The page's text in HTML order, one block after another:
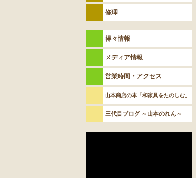
修理
得々情報
メディア情報
営業時間・アクセス
山本商店の本「和家具をたのしむ」
三代目ブログ ～山本のれん～